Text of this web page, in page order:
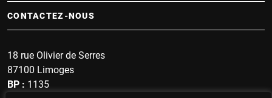
CONTACTEZ-NOUS
18 rue Olivier de Serres
87100 Limoges
BP : 1135